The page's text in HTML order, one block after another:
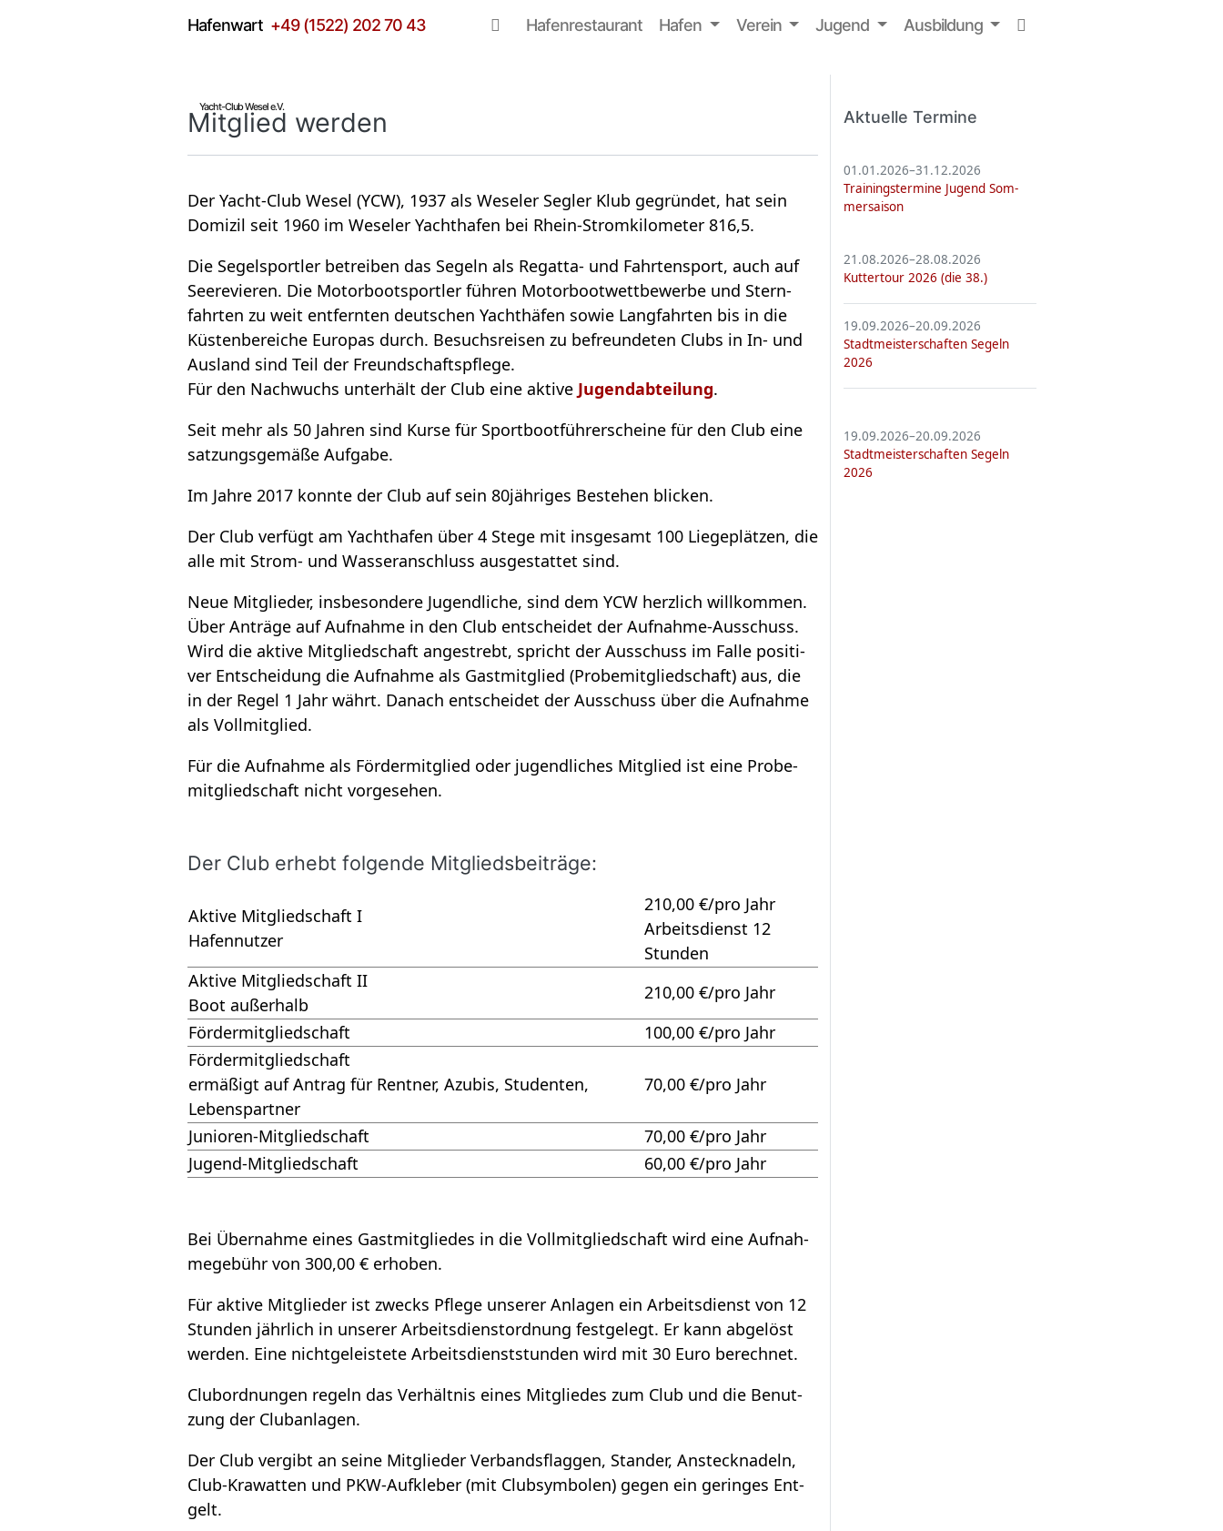
Hafen­wart +49 (1522) 202 70 43
Yacht-Club Wesel e.V.
Navi­ga­tion über­sprin­gen
Hafen­re­stau­rant Hafen Ver­ein Jugend Aus­bil­dung
Mit­glied wer­den
Der Yacht-Club Wesel (YCW), 1937 als Wese­ler Seg­ler Klub gegrün­det, hat sein
Domi­zil seit 1960 im Wese­ler Yacht­ha­fen bei Rhein-Strom­ki­lo­me­ter 816,5.
Die Segel­sport­ler betrei­ben das Segeln als Regatta- und Fahr­ten­sport, auch auf
See­re­vie­ren. Die Motor­bootsport­ler füh­ren Motor­boot­wett­be­werbe und Stern­
fahr­ten zu weit ent­fern­ten deut­schen Yacht­hä­fen sowie Lang­fahr­ten bis in die
Küs­ten­be­rei­che Euro­pas durch. Besuchs­rei­sen zu befreun­de­ten Clubs in In- und
Aus­land sind Teil der Freund­schafts­pflege.
Für den Nach­wuchs unter­hält der Club eine aktive Jugend­ab­tei­lung.
Seit mehr als 50 Jah­ren sind Kurse für Sport­boot­füh­rer­scheine für den Club eine
sat­zungs­ge­mäße Auf­gabe.
Im Jahre 2017 konnte der Club auf sein 80jäh­ri­ges Bestehen bli­cken.
Der Club ver­fügt am Yacht­ha­fen über 4 Stege mit ins­ge­samt 100 Lie­ge­plät­zen, die
alle mit Strom- und Was­ser­an­schluss aus­ge­stat­tet sind.
Neue Mit­glie­der, ins­be­son­dere Jugend­li­che, sind dem YCW herz­lich will­kom­men.
Über Anträge auf Auf­nahme in den Club ent­schei­det der Auf­nahme-Aus­schuss.
Wird die aktive Mit­glied­schaft ange­strebt, spricht der Aus­schuss im Falle posi­ti­
ver Ent­schei­dung die Auf­nahme als Gast­mit­glied (Pro­be­mit­glied­schaft) aus, die
in der Regel 1 Jahr währt. Danach ent­schei­det der Aus­schuss über die Auf­nahme
als Voll­mit­glied.
Für die Auf­nahme als För­der­mit­glied oder jugend­li­ches Mit­glied ist eine Pro­be­
mit­glied­schaft nicht vor­ge­se­hen.
Der Club erhebt fol­gende Mit­glieds­bei­träge:
Aktive Mitgliedschaft I
Hafennutzer
210,00 €/pro Jahr
Arbeitsdienst 12
Stunden
Aktive Mitgliedschaft II
Boot außerhalb
210,00 €/pro Jahr
Fördermitgliedschaft
100,00 €/pro Jahr
Fördermitgliedschaft
ermäßigt auf Antrag für Rentner, Azubis, Studenten,
Lebenspartner
70,00 €/pro Jahr
Junioren-Mitgliedschaft
70,00 €/pro Jahr
Jugend-Mitgliedschaft
60,00 €/pro Jahr
Bei Über­nahme eines Gast­mit­glie­des in die Voll­mit­glied­schaft wird eine Auf­nah­
me­ge­bühr von 300,00 € erho­ben.
Für aktive Mit­glie­der ist zwecks Pflege unse­rer Anla­gen ein Arbeits­dienst von 12
Stun­den jähr­lich in unse­rer Arbeits­dienst­ord­nung fest­ge­legt. Er kann abge­löst
wer­den. Eine nicht­ge­leis­tete Arbeits­dienst­stun­den wird mit 30 Euro berech­net.
Club­ord­nun­gen regeln das Ver­hält­nis eines Mit­glie­des zum Club und die Benut­
zung der Club­an­la­gen.
Der Club ver­gibt an seine Mit­glie­der Ver­bands­flag­gen, Stan­der, Ansteck­na­deln,
Club-Kra­wat­ten und PKW-Auf­kle­ber (mit Club­sym­bo­len) gegen ein gerin­ges Ent­
gelt.
Aktu­elle Ter­mine
01.01.2026–31.12.2026
Trai­nings­ter­mine Jugend Som­
mer­sai­son
21.08.2026–28.08.2026
Kut­ter­tour 2026 (die 38.)
19.09.2026–20.09.2026
Stadt­meis­ter­schaf­ten Segeln
2026
19.09.2026–20.09.2026
Stadt­meis­ter­schaf­ten Segeln
2026